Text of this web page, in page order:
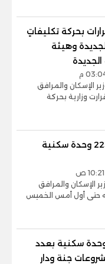
الإسكان يُصدر ٣ قرارات بحركة تكليفاتٍ
وهيئة
الإسكان والمرافق
العمرانية ٣ قرارت وزارية بحركة
وزير الإسكان: طرح 22332 وحدة سكنية
الإسكان والمرافق
حتى أول أمس الخميس
طرح 20044 وحدة سكنية بعدد
جنة ودار